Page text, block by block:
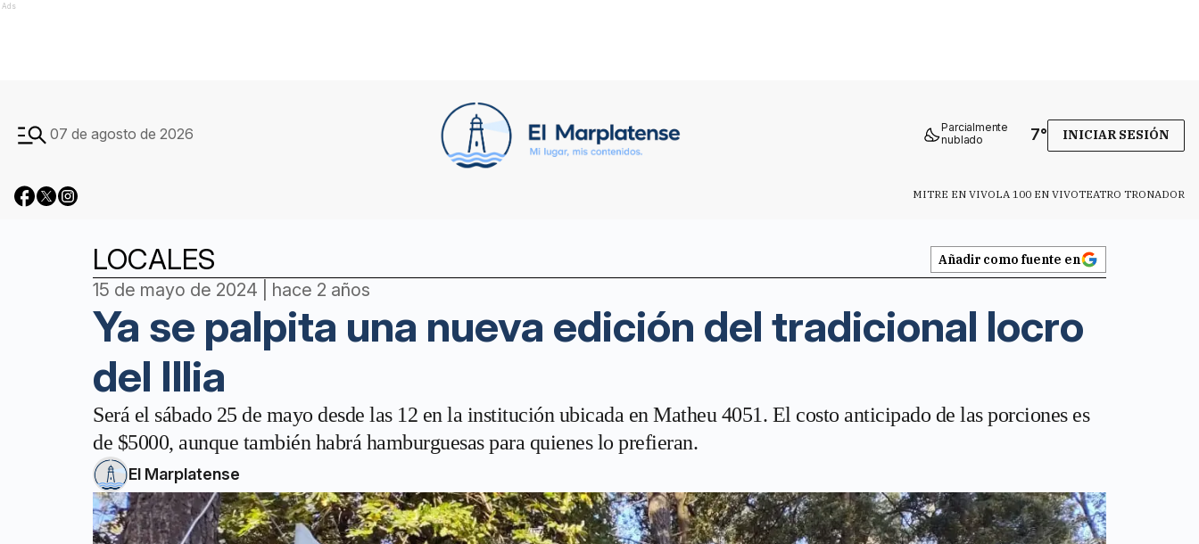
Ads
07 de agosto de 2026
Parcialmente
nublado
7° INICIAR SESIÓN
MITRE EN VIVOLA 100 EN VIVOTEATRO TRONADOR
LOCALES Añadir como fuente en
15 de mayo de 2024 | hace 2 años
Ya se palpita una nueva edición del tradicional locro
del Illia
Será el sábado 25 de mayo desde las 12 en la institución ubicada en Matheu 4051. El costo anticipado de las porciones es
de $5000, aunque también habrá hamburguesas para quienes lo prefieran.
El Marplatense